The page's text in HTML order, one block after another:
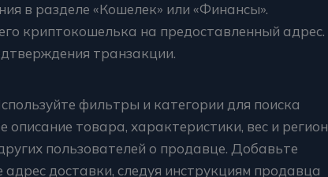
в разделе «Кошелек» или «Финансы».
криптокошелька на предоставленный адрес.
транзакции.
фильтры и категории для поиска
товара, характеристики, вес и регион
пользователей о продавце. Добавьте
доставки, следуя инструкциям продавца